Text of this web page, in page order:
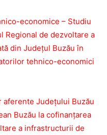
economice – Studiu
Regional de dezvoltare a
din Județul Buzău în
tehnico-economici
Județului Buzău
Buzău la cofinanțarea
a infrastructurii de